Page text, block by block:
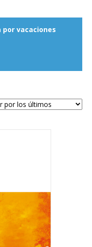
vacaciones